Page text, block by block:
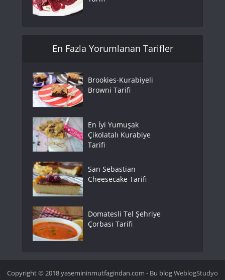
En Fazla Yorumlanan Tarifler
Brookies-Kurabiyeli
Browni Tarifi
En İyi Yumuşak
Çikolatalı Kurabiye
Tarifi
San Sebastian
Cheesecake Tarifi
Domatesli Tel Şehriye
Çorbası Tarifi
Copyright © 2018 yasemininmutfagindan.com - Bu blogWeblogStudyo